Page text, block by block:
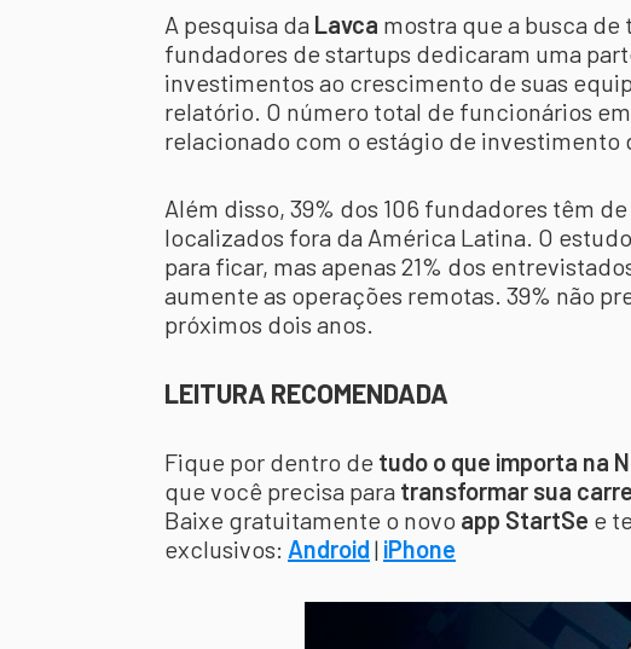
A pesquisa da Lavca mostra que a busca de
fundadores de startups dedicaram uma
investimentos ao crescimento de suas
relatório. O número total de funcionários
relacionado com o estágio de investimento
Além disso, 39% dos 106 fundadores têm
localizados fora da América Latina. O
para ficar, mas apenas 21% dos
aumente as operações remotas. 39% não
próximos dois anos.
LEITURA RECOMENDADA
Fique por dentro de tudo o que importa na
que você precisa para transformar sua
Baixe gratuitamente o novo app StartSe e
exclusivos: Android | iPhone